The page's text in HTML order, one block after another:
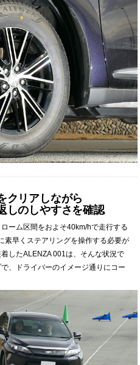
クリアしながら
しのしやすさを確認
ーム区間をおよそ40km/hで走行する
素早くステアリングを操作する必要が
したALENZA 001は、そんな状況で
、ドライバーのイメージ通りにコー